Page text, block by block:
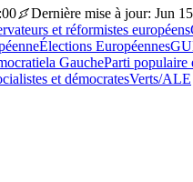
Dernière mise à jour: Jun
et réformistes européens
Élections Européennes
la GaucheParti populaire
et démocratesVerts/ALE